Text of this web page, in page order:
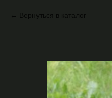
Вернуться в каталог